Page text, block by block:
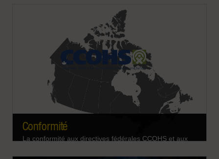
susceptibles de provoquer une explosion sur votre lieu
de travail. Connaissez les risques et sachez comment
les prévenir. Ne soyez pas un exemple à suivre.
EN SAVOIR PLUS
Conformité
La conformité aux directives fédérales CCOHS et aux